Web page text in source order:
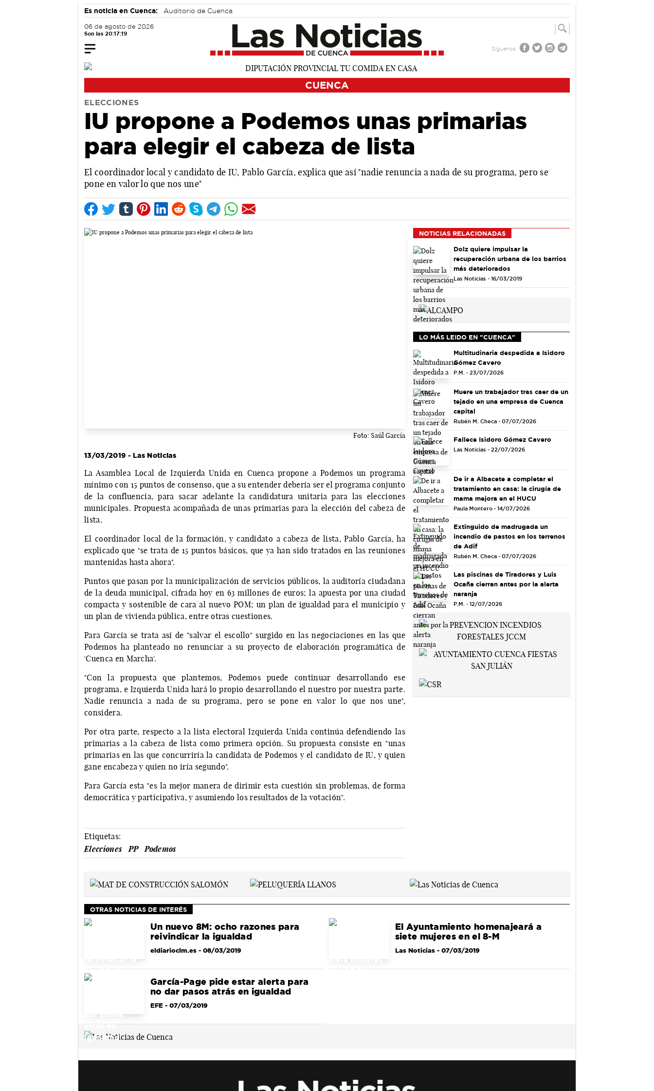
Es noticia en Cuenca: Auditorio de Cuenca
06 de agosto de 2026
Son las 20:17:20
Síguenos
CUENCA
ELECCIONES
IU propone a Podemos unas primarias
para elegir el cabeza de lista
El coordinador local y candidato de IU, Pablo García, explica que así "nadie renuncia a nada de su programa, pero se
pone en valor lo que nos une"
Foto: Saúl García
13/03/2019 - Las Noticias
La Asamblea Local de Izquierda Unida en Cuenca propone a Podemos un programa
mínimo con 15 puntos de consenso, que a su entender debería ser el programa conjunto
de la confluencia, para sacar adelante la candidatura unitaria para las elecciones
municipales. Propuesta acompañada de unas primarias para la elección del cabeza de
lista.
El coordinador local de la formación, y candidato a cabeza de lista, Pablo García, ha
explicado que "se trata de 15 puntos básicos, que ya han sido tratados en las reuniones
mantenidas hasta ahora".
Puntos que pasan por la municipalización de servicios públicos, la auditoría ciudadana
de la deuda municipal, cifrada hoy en 63 millones de euros; la apuesta por una ciudad
compacta y sostenible de cara al nuevo POM; un plan de igualdad para el municipio y
un plan de vivienda pública, entre otras cuestiones.
Para García se trata así de "salvar el escollo" surgido en las negociaciones en las que
Podemos ha planteado no renunciar a su proyecto de elaboración programática de
'Cuenca en Marcha'.
"Con la propuesta que plantemos, Podemos puede continuar desarrollando ese
programa, e Izquierda Unida hará lo propio desarrollando el nuestro por nuestra parte.
Nadie renuncia a nada de su programa, pero se pone en valor lo que nos une",
considera.
Por otra parte, respecto a la lista electoral Izquierda Unida continúa defendiendo las
primarias a la cabeza de lista como primera opción. Su propuesta consiste en "unas
primarias en las que concurriría la candidata de Podemos y el candidato de IU, y quien
gane encabeza y quien no iría segundo".
Para García esta "es la mejor manera de dirimir esta cuestión sin problemas, de forma
democrática y participativa, y asumiendo los resultados de la votación".
Etiquetas:
Elecciones
PP Podemos
NOTICIAS RELACIONADAS
Dolz quiere impulsar la
recuperación urbana de los barrios
más deteriorados
Las Noticias - 16/03/2019
LO MÁS LEIDO EN "CUENCA"
Multitudinaria despedida a Isidoro
Gómez Cavero
P.M. - 23/07/2026
Muere un trabajador tras caer de un
tejado en una empresa de Cuenca
capital
Rubén M. Checa - 07/07/2026
Fallece Isidoro Gómez Cavero
Las Noticias - 22/07/2026
De ir a Albacete a completar el
tratamiento en casa: la cirugía de
mama mejora en el HUCU
Paula Montero - 14/07/2026
Extinguido de madrugada un
incendio de pastos en los terrenos
de Adif
Rubén M. Checa - 07/07/2026
Las piscinas de Tiradores y Luis
Ocaña cierran antes por la alerta
naranja
P.M. - 12/07/2026
OTRAS NOTICIAS DE INTERÉS
Un nuevo 8M: ocho razones para
reivindicar la igualdad
eldiarioclm.es- 08/03/2019
El Ayuntamiento homenajeará a
siete mujeres en el 8-M
Las Noticias- 07/03/2019
García-Page pide estar alerta para
no dar pasos atrás en igualdad
EFE- 07/03/2019